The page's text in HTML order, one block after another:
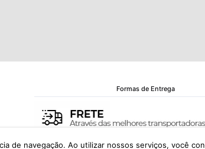
de navegação. Ao utilizar nossos serviços, você
Formas de Entrega